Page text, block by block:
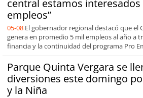
central estamos
empleos”
05-08 El gobernador regional destacó que el
genera en promedio 5 mil empleos al año a
financia y la continuidad del programa Pro
Parque Quinta Vergara se
diversiones este domingo
y la Niña